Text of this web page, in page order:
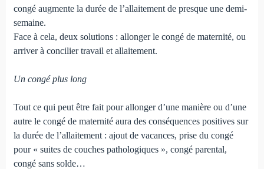
congé augmente la durée de l’allaitement de presque une demi-
semaine.
Face à cela, deux solutions : allonger le congé de maternité, ou
arriver à concilier travail et allaitement.
Un congé plus long
Tout ce qui peut être fait pour allonger d’une manière ou d’une
autre le congé de maternité aura des conséquences positives sur
la durée de l’allaitement : ajout de vacances, prise du congé
pour « suites de couches pathologiques », congé parental,
congé sans solde…